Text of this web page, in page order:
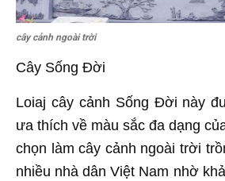
cây cảnh ngoài trời
Cây Sống Đời
Loiaj cây cảnh Sống Đời này
ưa thích về màu sắc đa dạng
chọn làm cây cảnh ngoài trời
nhiều nhà dân Việt Nam nhờ